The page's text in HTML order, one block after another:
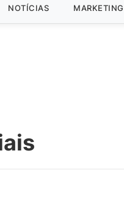
NOTÍCIAS MARKETING